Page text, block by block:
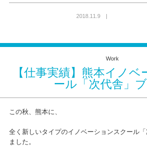
2018.11.9 |
【仕事実績】熊本イノベ
ール「次代舎」
Work
この秋、熊本に、
全く新しいタイプのイノベーションスクール
ました。